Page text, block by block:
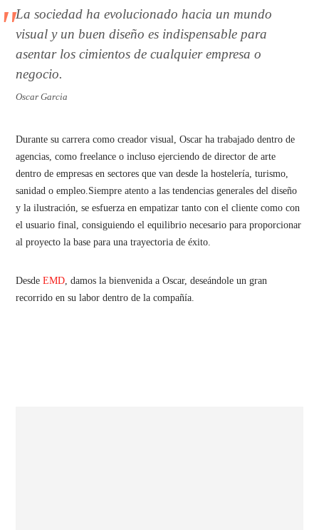
La sociedad ha evolucionado hacia un mundo
visual y un buen diseño es indispensable para
asentar los cimientos de cualquier empresa o
negocio.
Oscar Garcia
Durante su carrera como creador visual, Oscar ha trabajado dentro de
agencias, como freelance o incluso ejerciendo de director de arte
dentro de empresas en sectores que van desde la hostelería, turismo,
sanidad o empleo.Siempre atento a las tendencias generales del diseño
y la ilustración, se esfuerza en empatizar tanto con el cliente como con
el usuario final, consiguiendo el equilibrio necesario para proporcionar
al proyecto la base para una trayectoria de éxito.
DesdeEMD , damos la bienvenida a Oscar, deseándole un gran
recorrido en su labor dentro de la compañía.